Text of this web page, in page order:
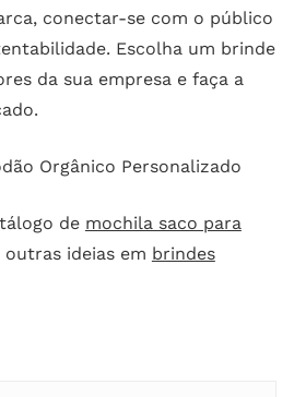
conectar-se com o público
Escolha um brinde
da sua empresa e faça a
Orgânico Personalizado
de mochila saco para
ideias em brindes